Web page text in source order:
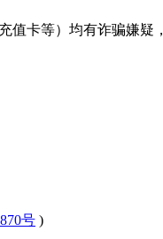
值卡等）均有诈骗嫌疑
号 )